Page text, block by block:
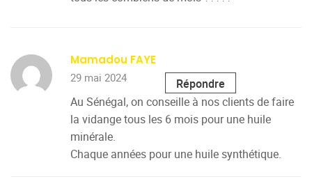
Mamadou FAYE
Répondre
29 mai 2024
Au Sénégal, on conseille à nos clients de faire
la vidange tous les 6 mois pour une huile
minérale.
Chaque années pour une huile synthétique.